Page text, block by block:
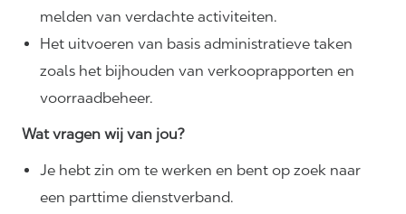
melden van verdachte activiteiten.
Het uitvoeren van basis administratieve taken
zoals het bijhouden van verkooprapporten en
voorraadbeheer.
Wat vragen wij van jou?
Je hebt zin om te werken en bent op zoek naar
een parttime dienstverband.